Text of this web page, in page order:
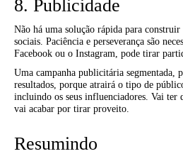
8. Publicidade
Não há uma solução rápida para construir
sociais. Paciência e perseverança são
Facebook ou o Instagram, pode tirar
Uma campanha publicitária segmentada,
resultados, porque atrairá o tipo de
incluindo os seus influenciadores. Vai ter
vai acabar por tirar proveito.
Resumindo